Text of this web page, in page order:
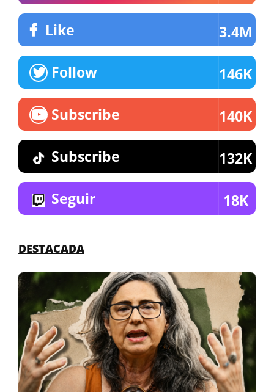
Like 3.4M
Follow 146K
Subscribe 140K
Subscribe 132K
Seguir 18K
DESTACADA